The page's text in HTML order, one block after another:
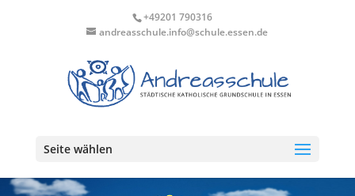
+49201 790316
andreasschule.info@schule.essen.de
Seite wählen